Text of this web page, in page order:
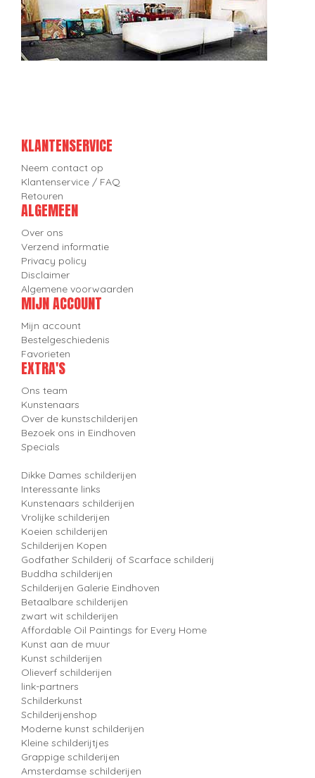
KLANTENSERVICE
Neem contact op
Klantenservice / FAQ
Retouren
ALGEMEEN
Over ons
Verzend informatie
Privacy policy
Disclaimer
Algemene voorwaarden
MIJN ACCOUNT
Mijn account
Bestelgeschiedenis
Favorieten
EXTRA'S
Ons team
Kunstenaars
Over de kunstschilderijen
Bezoek ons in Eindhoven
Specials
Dikke Dames schilderijen
Interessante links
Kunstenaars schilderijen
Vrolijke schilderijen
Koeien schilderijen
Schilderijen Kopen
Godfather Schilderij of Scarface schilderij
Buddha schilderijen
Schilderijen Galerie Eindhoven
Betaalbare schilderijen
zwart wit schilderijen
Affordable Oil Paintings for Every Home
Kunst aan de muur
Kunst schilderijen
Olieverf schilderijen
link-partners
Schilderkunst
Schilderijenshop
Moderne kunst schilderijen
Kleine schilderijtjes
Grappige schilderijen
Amsterdamse schilderijen